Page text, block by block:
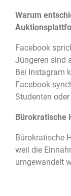
Warum
Facebook
Jüngeren sind
Bei Instagram
Facebook
Studenten
Bürokratische
Bürokratische
weil die
umgewandelt